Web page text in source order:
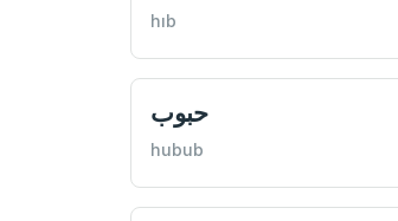
hıb
حبوب
hubub